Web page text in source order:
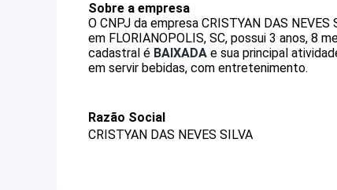
Sobre a empresa
O CNPJ da empresa CRISTYAN DAS NEVES
em FLORIANOPOLIS, SC, possui 3 anos, 8
cadastral é BAIXADA e sua principal
em servir bebidas, com entretenimento.
Razão Social
CRISTYAN DAS NEVES SILVA